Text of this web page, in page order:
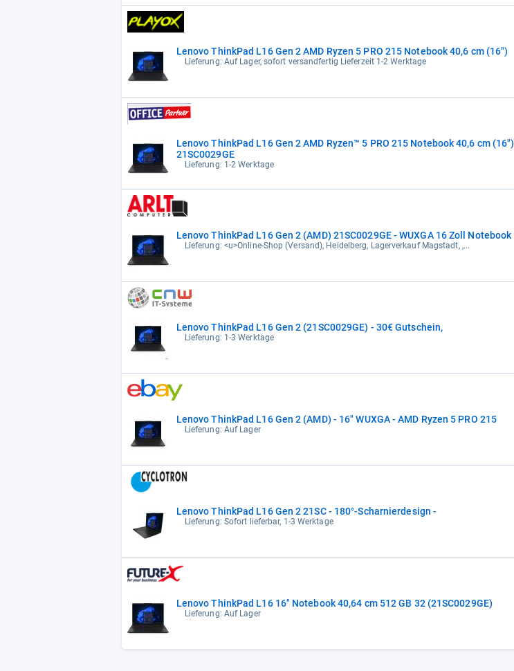
Lenovo ThinkPad L16 Gen 2 AMD Ryzen 5 PRO 215 Notebook 40,6 cm (16")
Lieferung: Auf Lager, sofort versandfertig Lieferzeit 1-2 Werktage
Lenovo ThinkPad L16 Gen 2 AMD Ryzen™ 5 PRO 215 Notebook 40,6 cm (16")
21SC0029GE
Lieferung: 1-2 Werktage
Lenovo ThinkPad L16 Gen 2 (AMD) 21SC0029GE - WUXGA 16 Zoll Notebook
Lieferung: <u>Online-Shop (Versand), Heidelberg, Lagerverkauf Magstadt, ,...
Lenovo ThinkPad L16 Gen 2 (21SC0029GE) - 30€ Gutschein,
Lieferung: 1-3 Werktage
Lenovo ThinkPad L16 Gen 2 (AMD) - 16" WUXGA - AMD Ryzen 5 PRO 215
Lieferung: Auf Lager
Lenovo ThinkPad L16 Gen 2 21SC - 180°-Scharnierdesign -
Lieferung: Sofort lieferbar, 1-3 Werktage
Lenovo ThinkPad L16 16" Notebook 40,64 cm 512 GB 32 (21SC0029GE)
Lieferung: Auf Lager